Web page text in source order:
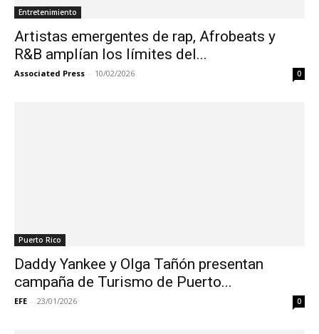
Entretenimiento
Artistas emergentes de rap, Afrobeats y
R&B amplían los límites del...
Associated Press - 10/02/2026 0
Puerto Rico
Daddy Yankee y Olga Tañón presentan
campaña de Turismo de Puerto...
EFE - 23/01/2026 0